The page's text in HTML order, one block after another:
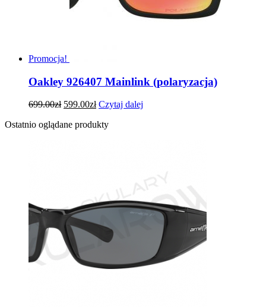
Promocja!
Oakley 926407 Mainlink (polaryzacja)
699.00zł 599.00zł Czytaj dalej
Ostatnio oglądane produkty